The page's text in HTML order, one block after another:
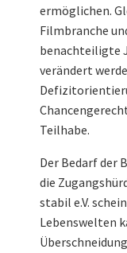
ermöglichen.
Filmbranche
benachteiligte
verändert
Teilhabe.
Der Bedarf der
die
stabil e.V.
Lebenswelten